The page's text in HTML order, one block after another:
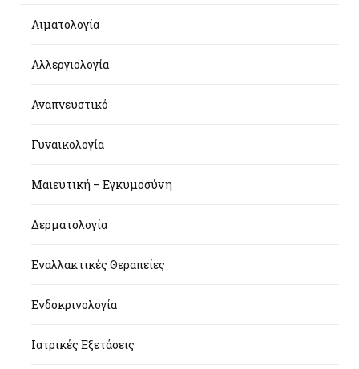
Αιματολογία
Αλλεργιολογία
Αναπνευστικό
Γυναικολογία
Μαιευτική – Εγκυμοσύνη
Δερματολογία
Εναλλακτικές Θεραπείες
Ενδοκρινολογία
Ιατρικές Εξετάσεις